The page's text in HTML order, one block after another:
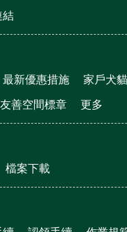
結
最新優惠措施 家戶犬
善空間標章 更多
檔案下載